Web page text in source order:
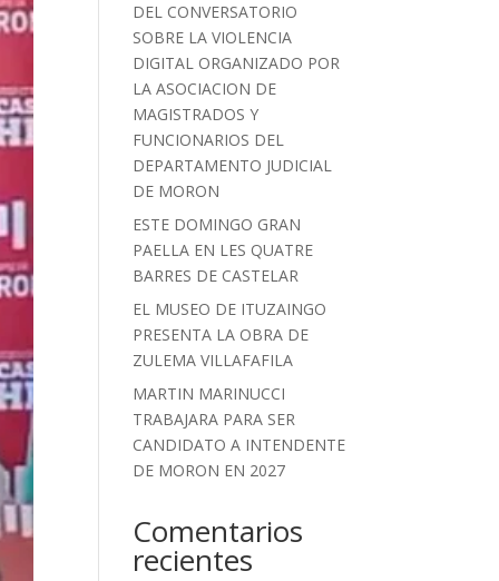
DEL CONVERSATORIO
SOBRE LA VIOLENCIA
DIGITAL ORGANIZADO POR
LA ASOCIACION DE
MAGISTRADOS Y
FUNCIONARIOS DEL
DEPARTAMENTO JUDICIAL
DE MORON
ESTE DOMINGO GRAN
PAELLA EN LES QUATRE
BARRES DE CASTELAR
EL MUSEO DE ITUZAINGO
PRESENTA LA OBRA DE
ZULEMA VILLAFAFILA
MARTIN MARINUCCI
TRABAJARA PARA SER
CANDIDATO A INTENDENTE
DE MORON EN 2027
Comentarios
recientes